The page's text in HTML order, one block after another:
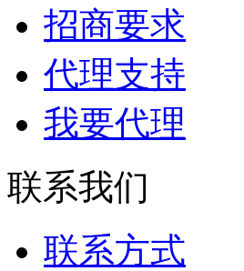
招商要求
代理支持
我要代理
联系我们
联系方式